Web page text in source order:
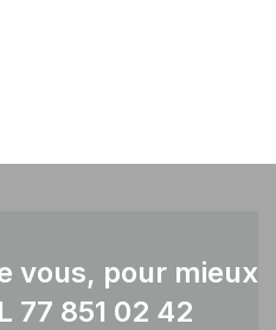
vous, pour mieux
77 851 02 42